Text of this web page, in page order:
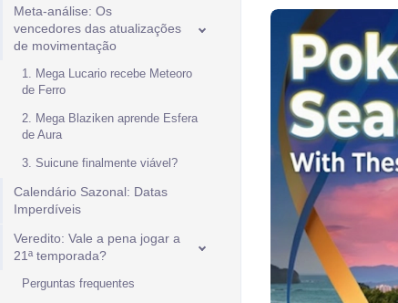
Meta-análise: Os
vencedores das atualizações
de movimentação
1. Mega Lucario recebe Meteoro
de Ferro
2. Mega Blaziken aprende Esfera
de Aura
3. Suicune finalmente viável?
Calendário Sazonal: Datas
Imperdíveis
Veredito: Vale a pena jogar a
21ª temporada?
Perguntas frequentes